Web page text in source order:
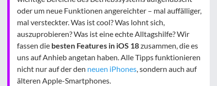
oder um neue Funktionen angereichter – mal auffälliger,
mal versteckter. Was ist cool? Was lohnt sich,
auszuprobieren? Was ist eine echte Alltagshilfe? Wir
fassen die besten Features in iOS 18zusammen, die es
uns auf Anhieb angetan haben. Alle Tipps funktionieren
nicht nur auf der den neuen iPhones, sondern auch auf
älteren Apple-Smartphones.